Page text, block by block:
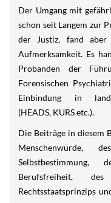
Der Umgang mit
schon seit Langem zur
der Justiz, fand
Aufmerksamkeit. Es
Probanden der
Forensischen
Einbindung in
(HEADS, KURS etc.).
Die Beiträge in diesem
Menschenwürde,
Berufsfreiheit, des
Rechtsstaatsprinzips